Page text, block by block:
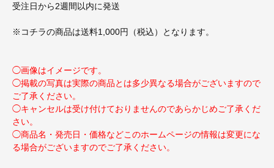
受注日から2週間以内に発送
※コチラの商品は送料1,000円（税込）となります。
◯画像はイメージです。
◯掲載の写真は実際の商品とは多少異なる場合がございますので
ご了承ください。
◯キャンセルは受け付けておりませんのであらかじめご了承くだ
さい。
◯商品名・発売日・価格などこのホームページの情報は変更にな
る場合がございますのでご了承ください。